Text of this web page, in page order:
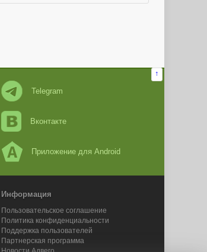
↑
Telegram
Вконтакте
Приложение для Android
Информация
Пользовательское соглашение
Политика конфиденциальности
Поддержка пользователей
Партнерская программа